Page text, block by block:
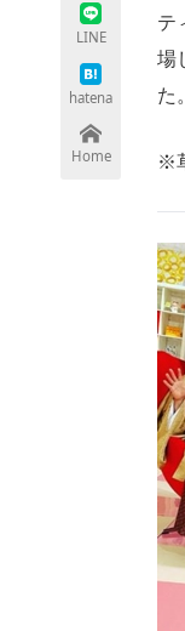
LINE
hatena
Home
テ
場
た。
※